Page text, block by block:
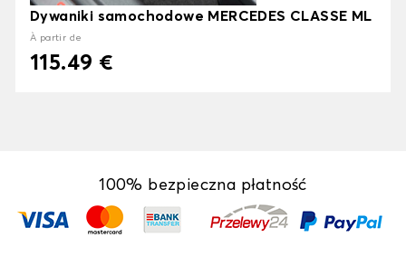
Dywaniki samochodowe MERCEDES CLASSE ML
À partir de
115.49 €
100% bezpieczna płatność